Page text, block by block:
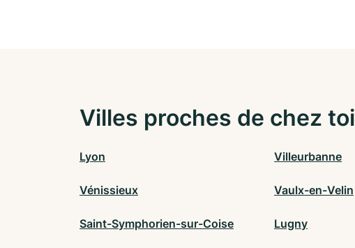
Villes proches de chez toi
Lyon Villeurbanne
Vénissieux Vaulx-en-Velin
Saint-Symphorien-sur-Coise Lugny